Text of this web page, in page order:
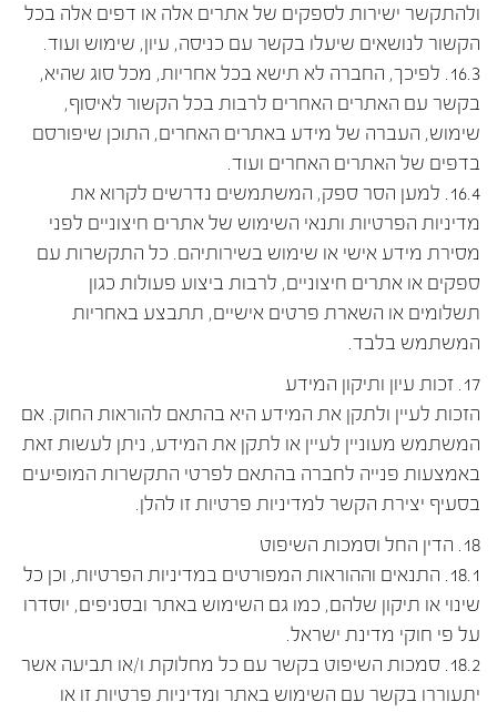
ולהתקשר ישירות לספקים של אתרים אלה או דפים אלה בכל
הקשור לנושאים שיעלו בקשר עם כניסה, עיון, שימוש ועוד.
16.3. לפיכך, החברה לא תישא בכל אחריות, מכל סוג שהיא,
בקשר עם האתרים האחרים לרבות בכל הקשור לאיסוף,
שימוש, העברה של מידע באתרים האחרים, התוכן שיפורסם
בדפים של האתרים האחרים ועוד.
16.4. למען הסר ספק, המשתמשים נדרשים לקרוא את
מדיניות הפרטיות ותנאי השימוש של אתרים חיצוניים לפני
מסירת מידע אישי או שימוש בשירותיהם. כל התקשרות עם
ספקים או אתרים חיצוניים, לרבות ביצוע פעולות כגון
תשלומים או השארת פרטים אישיים, תתבצע באחריות
המשתמש בלבד.
17. זכות עיון ותיקון המידע
הזכות לעיין ולתקן את המידע היא בהתאם להוראות החוק. אם
המשתמש מעוניין לעיין או לתקן את המידע, ניתן לעשות זאת
באמצעות פנייה לחברה בהתאם לפרטי התקשרות המופיעים
בסעיף יצירת הקשר למדיניות פרטיות זו להלן.
18. הדין החל וסמכות השיפוט
18.1. התנאים וההוראות המפורטים במדיניות הפרטיות, וכן כל
שינוי או תיקון שלהם, כמו גם השימוש באתר ובסניפים, יוסדרו
על פי חוקי מדינת ישראל.
18.2. סמכות השיפוט בקשר עם כל מחלוקת ו/או תביעה אשר
יתעוררו בקשר עם השימוש באתר ומדיניות פרטיות זו או